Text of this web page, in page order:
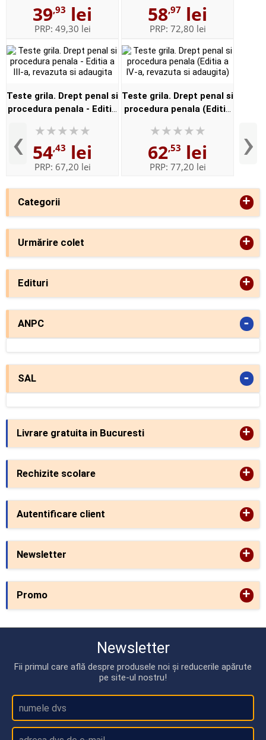
Categorii +
Urmărire colet +
Edituri +
ANPC -
SAL -
‹
39,93 lei
PRP: 49,30 lei
58,97 lei
PRP: 72,80 lei
Teste grila. Drept penal si
procedura penala - Editia
adaugita
54,43 lei
PRP: 67,20 lei
Teste grila. Drept penal si
procedura penala (Editia
adaugita)
62,53 lei
PRP: 77,20 lei ›
Livrare gratuita in Bucuresti +
Rechizite scolare +
Autentificare client +
Newsletter +
Promo +
Newsletter
Fii primul care află despre produsele noi și reducerile apărute
pe site-ul nostru!